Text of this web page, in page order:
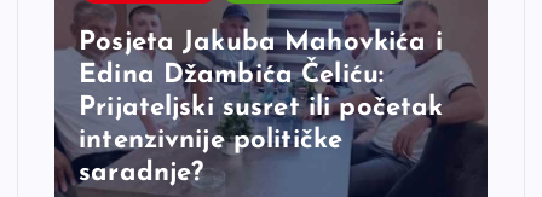
Posjeta Jakuba Mahovkića i
Edina Džambića Čeliću:
Prijateljski susret ili početak
intenzivnije političke
saradnje?